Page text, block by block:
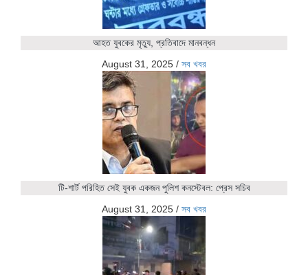
আহত যুবকের মৃত্যু, প্রতিবাদে মানবন্ধন
August 31, 2025 / সব খবর
টি-শার্ট পরিহিত সেই যুবক একজন পুলিশ কনস্টেবল: প্রেস সচিব
August 31, 2025 / সব খবর